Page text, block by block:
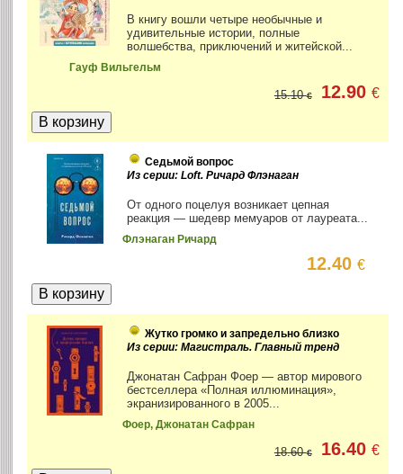
В книгу вошли четыре необычные и
удивительные истории, полные
волшебства, приключений и житейской...
Гауф Вильгельм
15.10€ 12.90€
Седьмой вопрос
Из серии: Loft. Ричард Флэнаган
От одного поцелуя возникает цепная
реакция — шедевр мемуаров от лауреата...
Флэнаган Ричард
12.40€
Жутко громко и запредельно близко
Из серии: Магистраль. Главный тренд
Джонатан Сафран Фоер — автор мирового
бестселлера «Полная иллюминация»,
экранизированного в 2005...
Фоер, Джонатан Сафран
18.60€ 16.40€